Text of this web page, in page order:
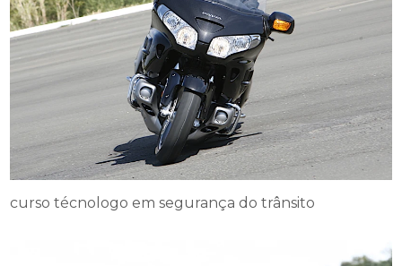
curso técnologo em segurança do trânsito